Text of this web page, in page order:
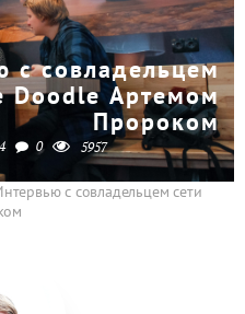
с совладельцем
Doodle Артемом
Пророком
4 0 5957
с совладельцем сети